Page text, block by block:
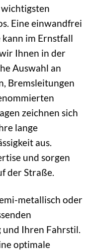
wichtigsten
Eine einwandfrei
im Ernstfall
Ihnen in der
Auswahl an
Bremsleitungen
zeichnen sich
lange
aus.
und sorgen
der Straße.
metallisch oder
und Ihren Fahrstil.
optimale